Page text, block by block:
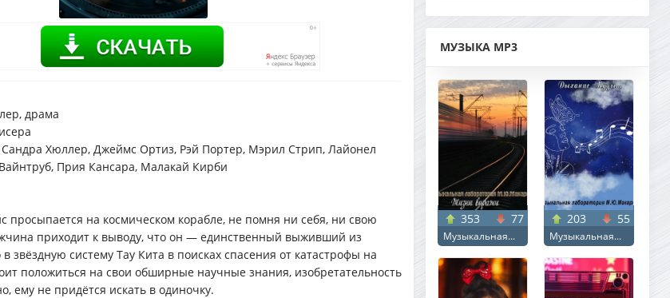
драма
Сандра Хюллер, Джеймс Ортиз, Рэй Портер, Мэрил Стрип, Лайонел
Прия Кансара, Малакай Кирби
просыпается на космическом корабле, не помня ни себя, ни свою
приходит к выводу, что он — единственный выживший из
звёздную систему Тау Кита в поисках спасения от катастрофы на
положиться на свои обширные научные знания, изобретательность
ему не придётся искать в одиночку.
МУЗЫКА MP3
353 77
Музыкальная...
203 55
Музыкальная...